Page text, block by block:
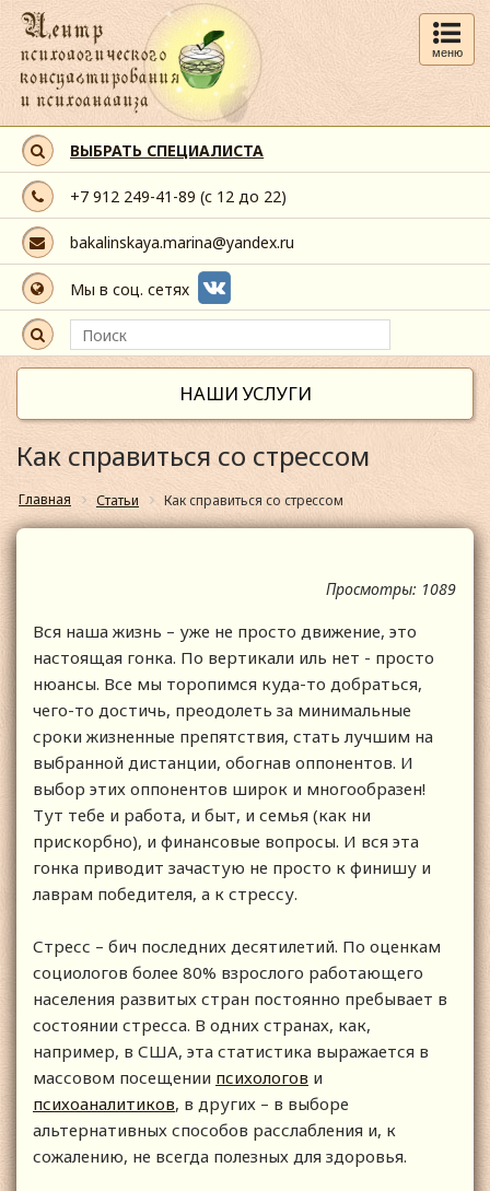
меню
ВЫБРАТЬ СПЕЦИАЛИСТА
+7 912 249-41-89 (с 12 до 22)
bakalinskaya.marina@yandex.ru
Мы в соц. сетях
НАШИ УСЛУГИ
Как справиться со стрессом
Главная Статьи Как справиться со стрессом
Просмотры: 1089
Вся наша жизнь – уже не просто движение, это
настоящая гонка. По вертикали иль нет - просто
нюансы. Все мы торопимся куда-то добраться,
чего-то достичь, преодолеть за минимальные
сроки жизненные препятствия, стать лучшим на
выбранной дистанции, обогнав оппонентов. И
выбор этих оппонентов широк и многообразен!
Тут тебе и работа, и быт, и семья (как ни
прискорбно), и финансовые вопросы. И вся эта
гонка приводит зачастую не просто к финишу и
лаврам победителя, а к стрессу.
Стресс – бич последних десятилетий. По оценкам
социологов более 80% взрослого работающего
населения развитых стран постоянно пребывает в
состоянии стресса. В одних странах, как,
например, в США, эта статистика выражается в
массовом посещении психологов и
психоаналитиков, в других – в выборе
альтернативных способов расслабления и, к
сожалению, не всегда полезных для здоровья.